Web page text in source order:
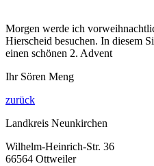
Morgen werde ich
Hierscheid besuchen. In diesem
einen schönen 2. Advent
Ihr Sören Meng
zurück
Landkreis Neunkirchen
Wilhelm-Heinrich-Str. 36
66564 Ottweiler